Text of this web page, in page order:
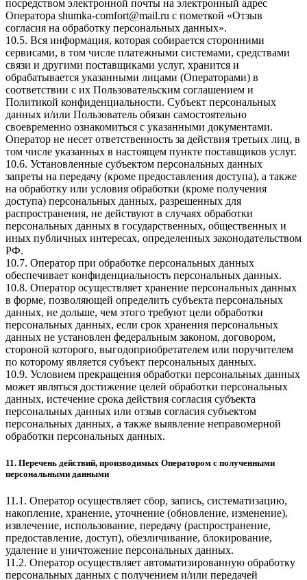
посредством электронной почты на электронный адрес
Оператора shumka-comfort@mail.ru с пометкой «Отзыв
согласия на обработку персональных данных».
10.5. Вся информация, которая собирается сторонними
сервисами, в том числе платежными системами, средствами
связи и другими поставщиками услуг, хранится и
обрабатывается указанными лицами (Операторами) в
соответствии с их Пользовательским соглашением и
Политикой конфиденциальности. Субъект персональных
данных и/или Пользователь обязан самостоятельно
своевременно ознакомиться с указанными документами.
Оператор не несет ответственность за действия третьих лиц, в
том числе указанных в настоящем пункте поставщиков услуг.
10.6. Установленные субъектом персональных данных
запреты на передачу (кроме предоставления доступа), а также
на обработку или условия обработки (кроме получения
доступа) персональных данных, разрешенных для
распространения, не действуют в случаях обработки
персональных данных в государственных, общественных и
иных публичных интересах, определенных законодательством
РФ.
10.7. Оператор при обработке персональных данных
обеспечивает конфиденциальность персональных данных.
10.8. Оператор осуществляет хранение персональных данных
в форме, позволяющей определить субъекта персональных
данных, не дольше, чем этого требуют цели обработки
персональных данных, если срок хранения персональных
данных не установлен федеральным законом, договором,
стороной которого, выгодоприобретателем или поручителем
по которому является субъект персональных данных.
10.9. Условием прекращения обработки персональных данных
может являться достижение целей обработки персональных
данных, истечение срока действия согласия субъекта
персональных данных или отзыв согласия субъектом
персональных данных, а также выявление неправомерной
обработки персональных данных.
11. Перечень действий, производимых Оператором с полученными
персональными данными
11.1. Оператор осуществляет сбор, запись, систематизацию,
накопление, хранение, уточнение (обновление, изменение),
извлечение, использование, передачу (распространение,
предоставление, доступ), обезличивание, блокирование,
удаление и уничтожение персональных данных.
11.2. Оператор осуществляет автоматизированную обработку
персональных данных с получением и/или передачей